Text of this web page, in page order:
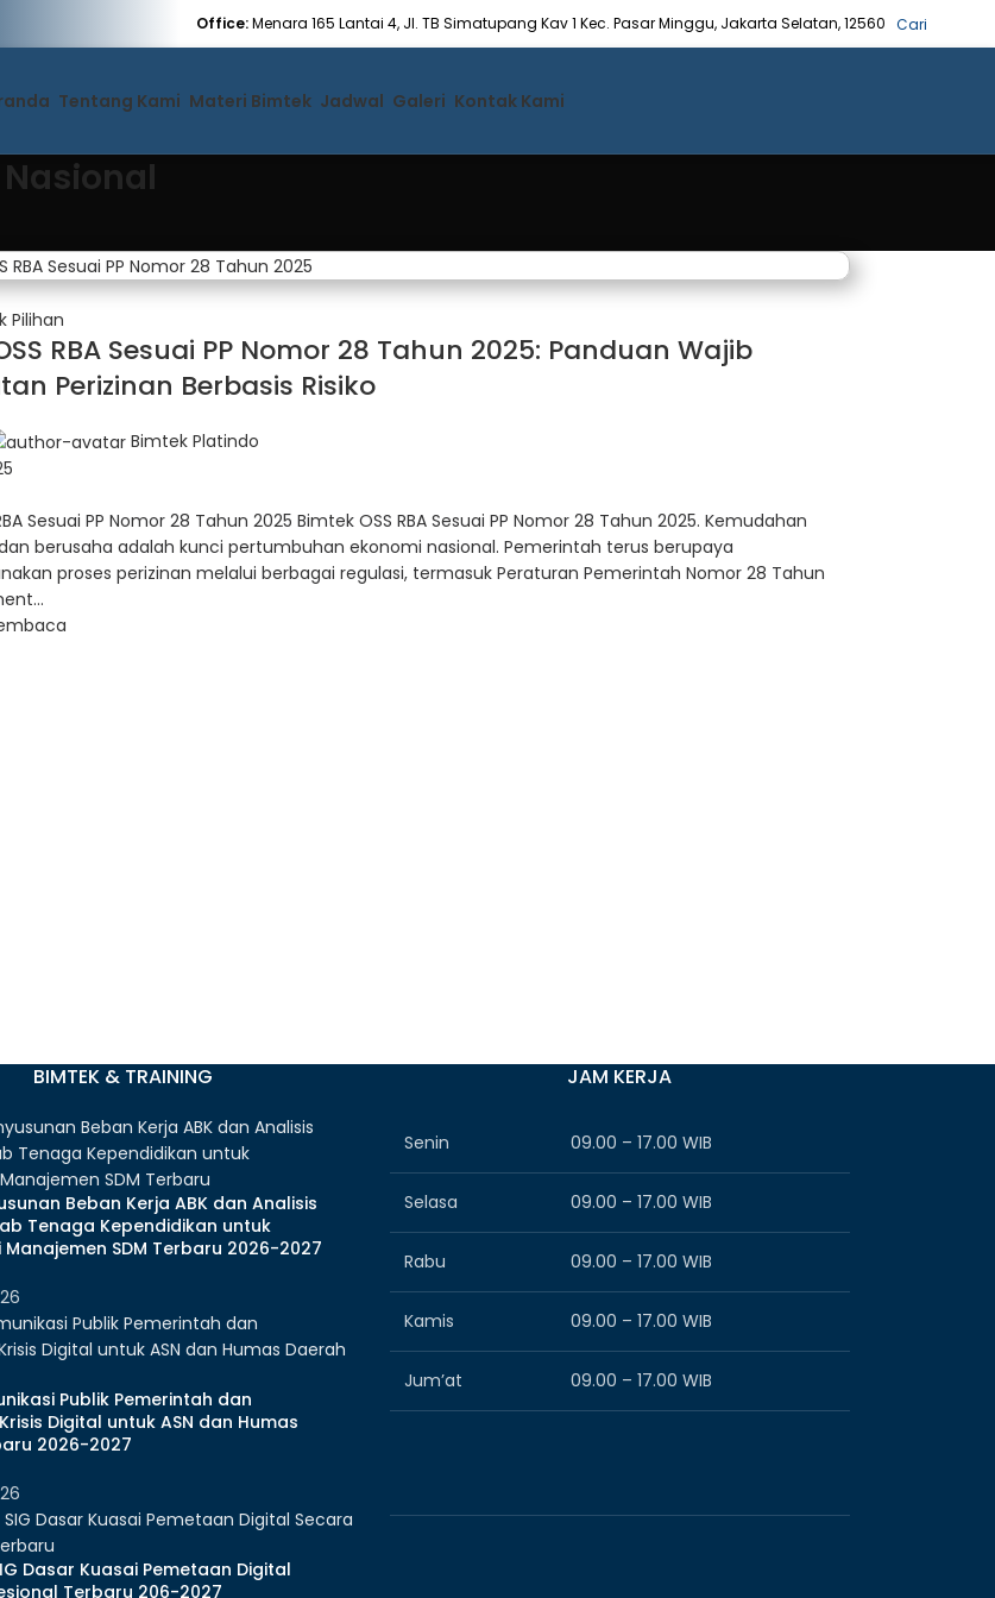
Office:Menara 165 Lantai 4, Jl. TB Simatupang Kav 1 Kec. Pasar Minggu, Jakarta Selatan, 12560 Cari
Tentang Kami Materi Bimtek Jadwal Galeri Kontak Kami
Pilihan
RBA Sesuai PP Nomor 28 Tahun 2025: Panduan Wajib
Perizinan Berbasis Risiko
Bimtek Platindo
Sesuai PP Nomor 28 Tahun 2025 Bimtek OSS RBA Sesuai PP Nomor 28 Tahun 2025. Kemudahan
berusaha adalah kunci pertumbuhan ekonomi nasional. Pemerintah terus berupaya
proses perizinan melalui berbagai regulasi, termasuk Peraturan Pemerintah Nomor 28 Tahun
BIMTEK & TRAINING
Beban Kerja ABK dan Analisis
Tenaga Kependidikan untuk
SDM Terbaru 2026-2027
Publik Pemerintah dan
Digital untuk ASN dan Humas
2026-2027
Dasar Kuasai Pemetaan Digital
Terbaru 206-2027
JAM KERJA
Senin 09.00 – 17.00 WIB
Selasa 09.00 – 17.00 WIB
Rabu 09.00 – 17.00 WIB
Kamis 09.00 – 17.00 WIB
Jum’at 09.00 – 17.00 WIB